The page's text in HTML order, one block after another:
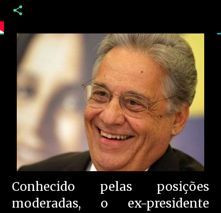
Conhecido pelas posições
moderadas, o ex-presidente